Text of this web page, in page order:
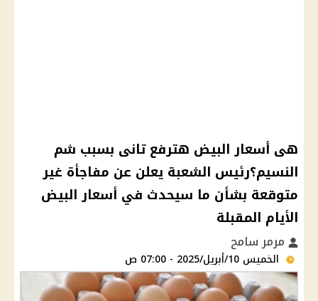
هى أسعار البيض هترفع تانى بسبب شم
النسيم؟رئيس الشعبة يعلن عن مفاجأة غير
متوقعة بشأن ما سيحدث في أسعار البيض
الأيام المقبلة
مرمر سامح
الخميس 10/أبريل/2025 - 07:00 ص